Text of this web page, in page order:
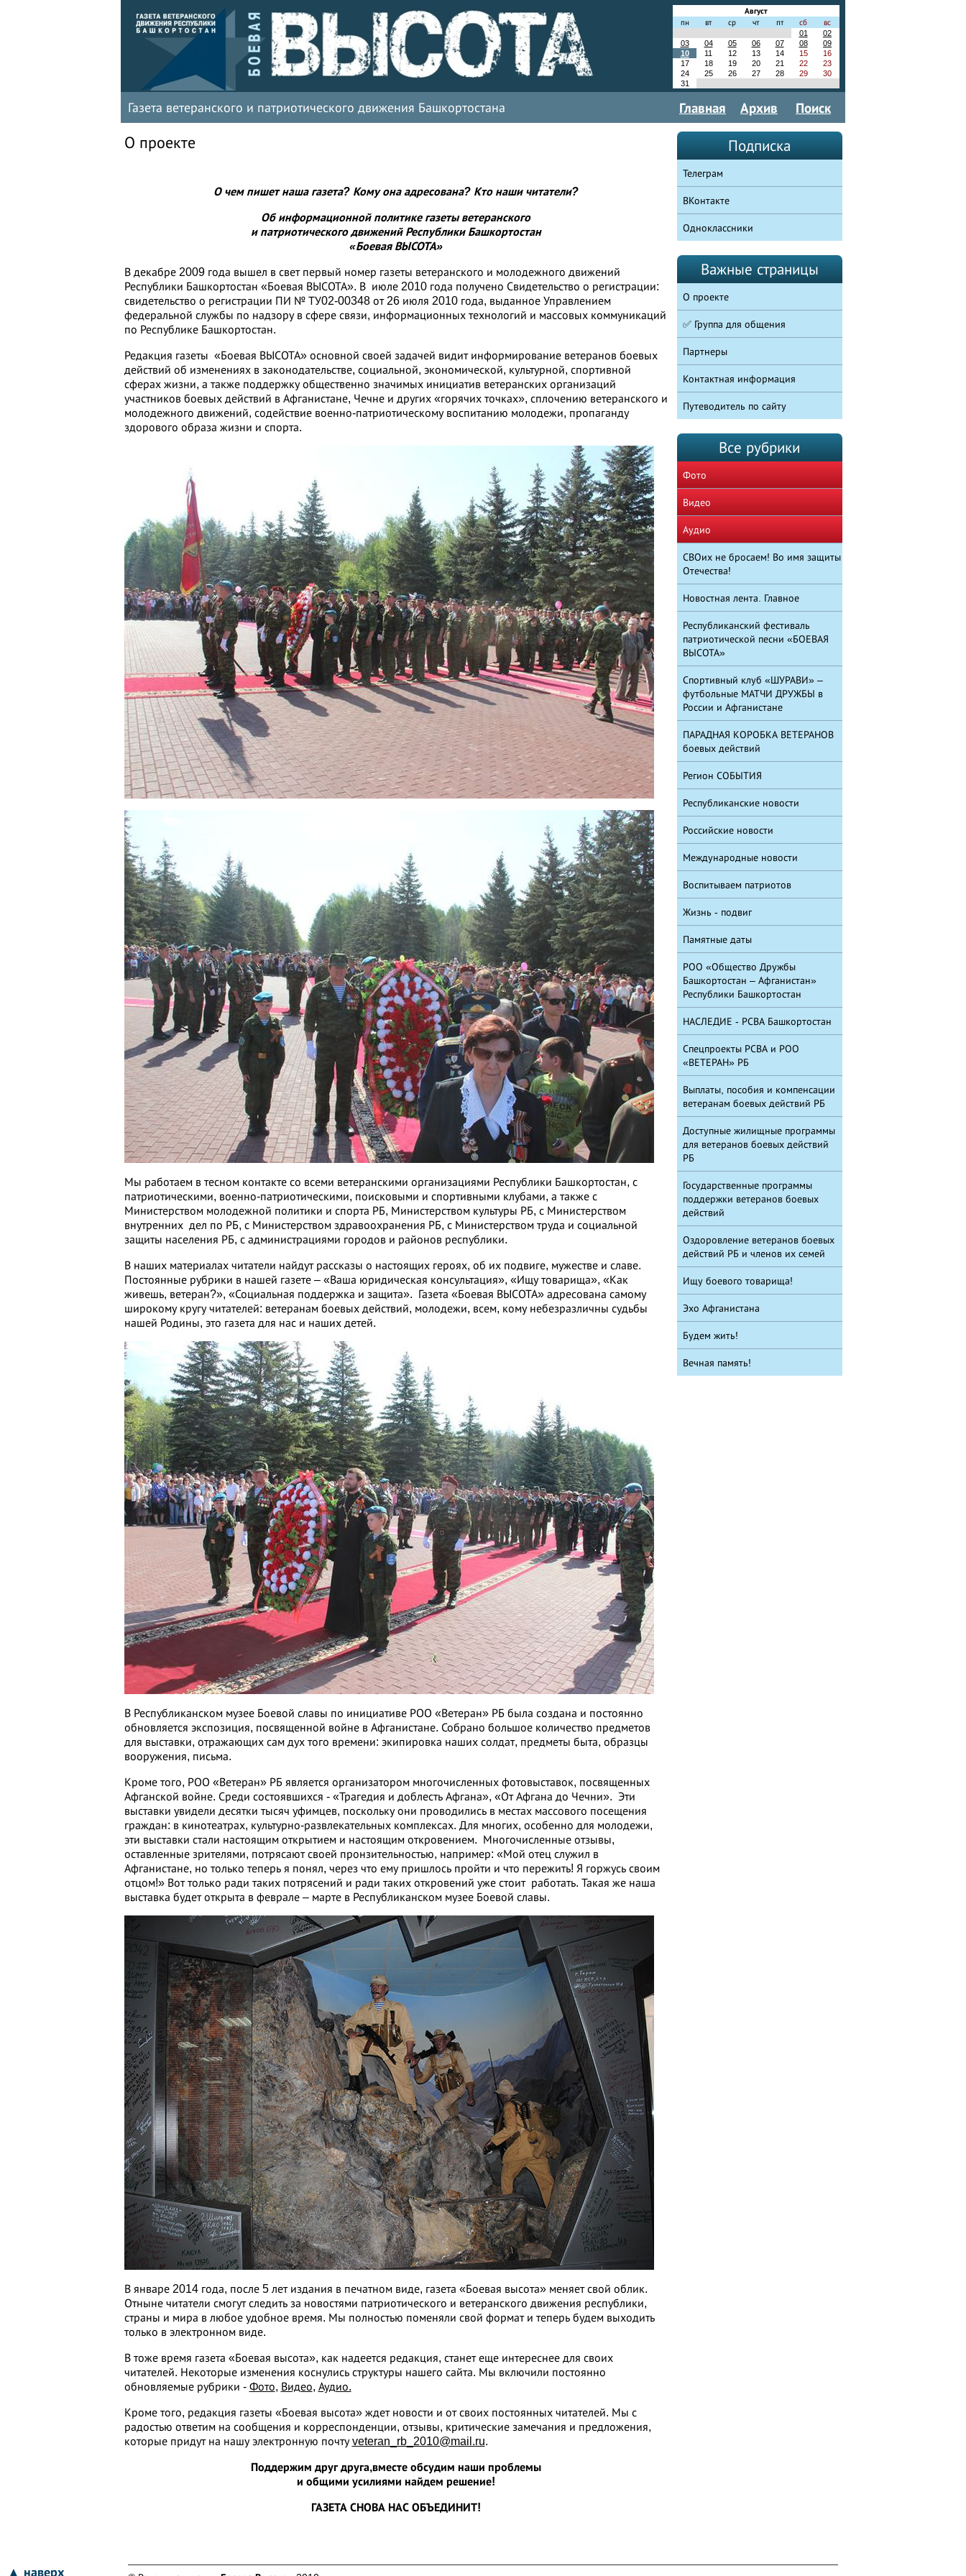
Август
пн
вт ср чт пт сб
вс
01
02
03
04 05 06 07 08
09
10
11 12 13 14 15
16
17
18 19 20 21 22
23
24
25 26 27 28 29
30
31
Газета ветеранского и патриотического движения Башкортостана Главная Архив Поиск
О проекте
О чем пишет наша газета? Кому она адресована? Кто наши читатели?
Об информационной политике газеты ветеранского
и патриотического движений Республики Башкортостан
«Боевая ВЫСОТА»
В декабре 2009 года вышел в свет первый номер газеты ветеранского и молодежного движений
Республики Башкортостан «Боевая ВЫСОТА». В июле 2010 года получено Свидетельство о регистрации:
свидетельство о регистрации ПИ № ТУ02-00348 от 26 июля 2010 года, выданное Управлением
федеральной службы по надзору в сфере связи, информационных технологий и массовых коммуникаций
по Республике Башкортостан.
Редакция газеты «Боевая ВЫСОТА» основной своей задачей видит информирование ветеранов боевых
действий об изменениях в законодательстве, социальной, экономической, культурной, спортивной
сферах жизни, а также поддержку общественно значимых инициатив ветеранских организаций
участников боевых действий в Афганистане, Чечне и других «горячих точках», сплочению ветеранского и
молодежного движений, содействие военно-патриотическому воспитанию молодежи, пропаганду
здорового образа жизни и спорта.
Мы работаем в тесном контакте со всеми ветеранскими организациями Республики Башкортостан, с
патриотическими, военно-патриотическими, поисковыми и спортивными клубами, а также с
Министерством молодежной политики и спорта РБ, Министерством культуры РБ, с Министерством
внутренних дел по РБ, с Министерством здравоохранения РБ, с Министерством труда и социальной
защиты населения РБ, с администрациями городов и районов республики.
В наших материалах читатели найдут рассказы о настоящих героях, об их подвиге, мужестве и славе.
Постоянные рубрики в нашей газете – «Ваша юридическая консультация», «Ищу товарища», «Как
живешь, ветеран?», «Социальная поддержка и защита». Газета «Боевая ВЫСОТА» адресована самому
широкому кругу читателей: ветеранам боевых действий, молодежи, всем, кому небезразличны судьбы
нашей Родины, это газета для нас и наших детей.
В Республиканском музее Боевой славы по инициативе РОО «Ветеран» РБ была создана и постоянно
обновляется экспозиция, посвященной войне в Афганистане. Собрано большое количество предметов
для выставки, отражающих сам дух того времени: экипировка наших солдат, предметы быта, образцы
вооружения, письма.
Кроме того, РОО «Ветеран» РБ является организатором многочисленных фотовыставок, посвященных
Афганской войне. Среди состоявшихся - «Трагедия и доблесть Афгана», «От Афгана до Чечни». Эти
выставки увидели десятки тысяч уфимцев, поскольку они проводились в местах массового посещения
граждан: в кинотеатрах, культурно-развлекательных комплексах. Для многих, особенно для молодежи,
эти выставки стали настоящим открытием и настоящим откровением. Многочисленные отзывы,
оставленные зрителями, потрясают своей пронзительностью, например: «Мой отец служил в
Афганистане, но только теперь я понял, через что ему пришлось пройти и что пережить! Я горжусь своим
отцом!» Вот только ради таких потрясений и ради таких откровений уже стоит работать. Такая же наша
выставка будет открыта в феврале – марте в Республиканском музее Боевой славы.
В январе 2014 года, после 5 лет издания в печатном виде, газета «Боевая высота» меняет свой облик.
Отныне читатели смогут следить за новостями патриотического и ветеранского движения республики,
страны и мира в любое удобное время. Мы полностью поменяли свой формат и теперь будем выходить
только в электронном виде.
В тоже время газета «Боевая высота», как надеется редакция, станет еще интереснее для своих
читателей. Некоторые изменения коснулись структуры нашего сайта. Мы включили постоянно
обновляемые рубрики - Фото, Видео, Аудио.
Кроме того, редакция газеты «Боевая высота» ждет новости и от своих постоянных читателей. Мы с
радостью ответим на сообщения и корреспонденции, отзывы, критические замечания и предложения,
которые придут на нашу электронную почтуveteran_rb_2010@mail.ru.
Поддержим друг друга,вместе обсудим наши проблемы
и общими усилиями найдем решение!
ГАЗЕТА СНОВА НАС ОБЪЕДИНИТ!
Подписка
Телеграм
ВКонтакте
Одноклассники
Важные страницы
О проекте
✅ Группа для общения
Партнеры
Контактная информация
Путеводитель по сайту
Все рубрики
Фото
Видео
Аудио
СВОих не бросаем! Во имя защиты
Отечества!
Новостная лента. Главное
Республиканский фестиваль
патриотической песни «БОЕВАЯ
ВЫСОТА»
Спортивный клуб «ШУРАВИ» –
футбольные МАТЧИ ДРУЖБЫ в
России и Афганистане
ПАРАДНАЯ КОРОБКА ВЕТЕРАНОВ
боевых действий
Регион СОБЫТИЯ
Республиканские новости
Российские новости
Международные новости
Воспитываем патриотов
Жизнь - подвиг
Памятные даты
РОО «Общество Дружбы
Башкортостан – Афганистан»
Республики Башкортостан
НАСЛЕДИЕ - РСВА Башкортостан
Спецпроекты РСВА и РОО
«ВЕТЕРАН» РБ
Выплаты, пособия и компенсации
ветеранам боевых действий РБ
Доступные жилищные программы
для ветеранов боевых действий
РБ
Государственные программы
поддержки ветеранов боевых
действий
Оздоровление ветеранов боевых
действий РБ и членов их семей
Ищу боевого товарища!
Эхо Афганистана
Будем жить!
Вечная память!
▲ наверх